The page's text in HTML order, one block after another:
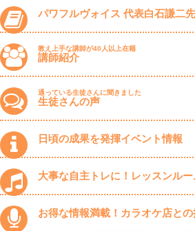
パワフルヴォイス 代表白石謙二
教え上手な講師が40人以上在籍
講師紹介
通っている生徒さんに聞きました
生徒さんの声
日頃の成果を発揮イベント情報
大事な自主トレに！レッスンル
お得な情報満載！カラオケ店と